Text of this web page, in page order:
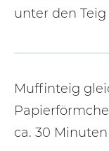
unter den
Muffinteig
ca. 30